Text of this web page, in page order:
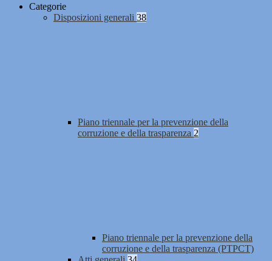
Categorie
Disposizioni generali 38
Piano triennale per la prevenzione della
corruzione e della trasparenza 2
Piano triennale per la prevenzione della
corruzione e della trasparenza (PTPCT)